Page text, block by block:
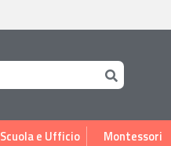
Scuola e Ufficio Montessori